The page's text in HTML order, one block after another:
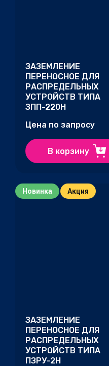
ЗАЗЕМЛЕНИЕ
ПЕРЕНОСНОЕ ДЛЯ
РАСПРЕДЕЛЬНЫХ
УСТРОЙСТВ ТИПА
ЗПП-220Н
Цена по запросу
В корзину
Новинка Акция
ЗАЗЕМЛЕНИЕ
ПЕРЕНОСНОЕ ДЛЯ
РАСПРЕДЕЛЬНЫХ
УСТРОЙСТВ ТИПА
ПЗРУ-2Н